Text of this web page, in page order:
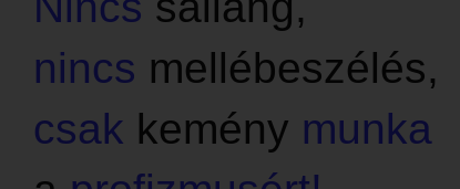
nincs mellébeszélés,
csak kemény munka